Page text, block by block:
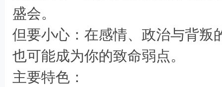
盛会。
但要小心：在感情、政治与背叛
也可能成为你的致命弱点。
主要特色：